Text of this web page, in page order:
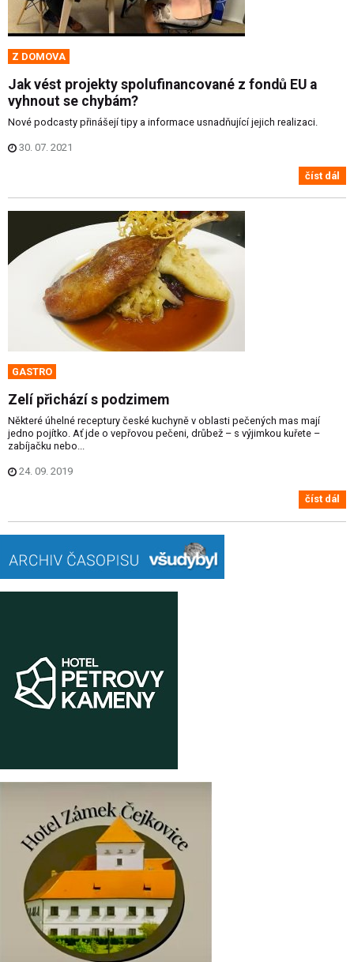
Z DOMOVA
Jak vést projekty spolufinancované z fondů EU a
vyhnout se chybám?
Nové podcasty přinášejí tipy a informace usnadňující jejich realizaci.
30. 07. 2021
číst dál
GASTRO
Zelí přichází s podzimem
Některé úhelné receptury české kuchyně v oblasti pečených mas mají
jedno pojítko. Ať jde o vepřovou pečeni, drůbež – s výjimkou kuřete –
zabíjačku nebo...
24. 09. 2019
číst dál